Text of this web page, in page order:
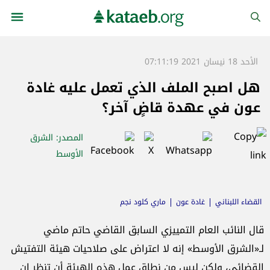
الأحد 18 نيسان 2021 07:11:19
هل اصبح الملف الذي تعمل عليه غادة
عون في عهدة قاضٍ آخر؟
المصدر: الشرق
الأوسط
القضاء اللبناني غادة عون ماري كلود نجم
قال النائب العام التمييزي السابق القاضي حاتم ماضي
لـ«الشرق الأوسط» إنه لا اعتراض على صلاحيات هيئة التفتيش